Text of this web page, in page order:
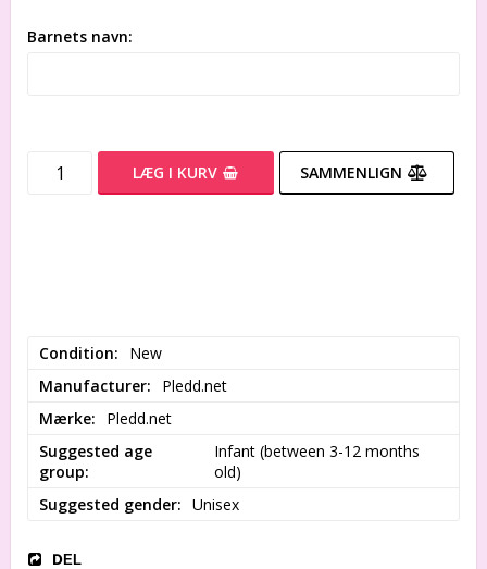
Barnets navn:
LÆG I KURV SAMMENLIGN
Condition
New
Manufacturer
Pledd.net
Mærke
Pledd.net
Suggested age
group
Infant (between 3-12 months
old)
Suggested gender
Unisex
DEL